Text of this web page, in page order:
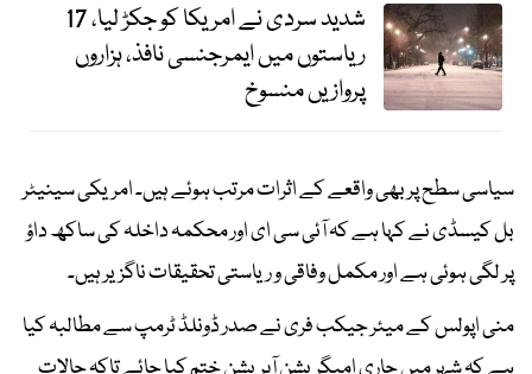
شدید سردی نے امریکا کو جکڑ لیا، 17
ریاستوں میں ایمرجنسی نافذ، ہزاروں
پروازیں منسوخ
سیاسی سطح پر بھی واقعے کے اثرات مرتب ہوئے ہیں۔ امریکی سینیٹر
بل کیسڈی نے کہا ہے کہ آئی سی ای اور محکمہ داخلہ کی ساکھ داؤ
پر لگی ہوئی ہے اور مکمل وفاقی و ریاستی تحقیقات ناگزیر ہیں۔
منی اپولس کے میئر جیکب فری نے صدر ڈونلڈ ٹرمپ سے مطالبہ کیا